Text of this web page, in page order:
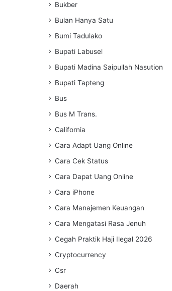
Bukber
Bulan Hanya Satu
Bumi Tadulako
Bupati Labusel
Bupati Madina Saipullah Nasution
Bupati Tapteng
Bus
Bus M Trans.
California
Cara Adapt Uang Online
Cara Cek Status
Cara Dapat Uang Online
Cara iPhone
Cara Manajemen Keuangan
Cara Mengatasi Rasa Jenuh
Cegah Praktik Haji Ilegal 2026
Cryptocurrency
Csr
Daerah